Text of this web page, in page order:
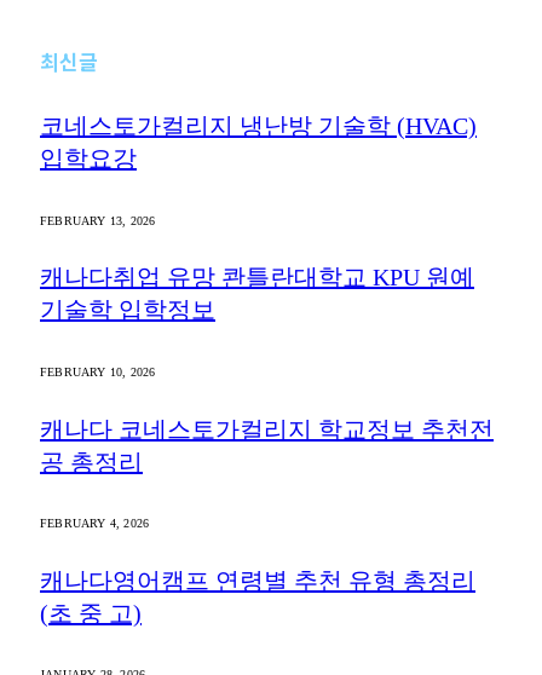
최신글
코네스토가컬리지 냉난방 기술학 (HVAC)
입학요강
FEBRUARY 13, 2026
캐나다취업 유망 콴틀란대학교 KPU 원예
기술학 입학정보
FEBRUARY 10, 2026
캐나다 코네스토가컬리지 학교정보 추천전
공 총정리
FEBRUARY 4, 2026
캐나다영어캠프 연령별 추천 유형 총정리
(초 중 고)